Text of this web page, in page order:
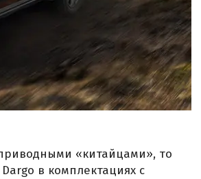
«китайцами», то
в комплектациях с